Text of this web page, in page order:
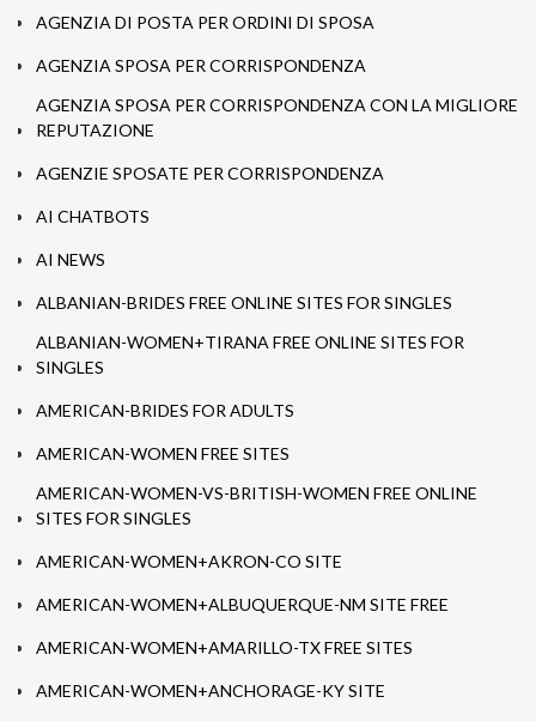
AGENZIA DI POSTA PER ORDINI DI SPOSA
AGENZIA SPOSA PER CORRISPONDENZA
AGENZIA SPOSA PER CORRISPONDENZA CON LA MIGLIORE
REPUTAZIONE
AGENZIE SPOSATE PER CORRISPONDENZA
AI CHATBOTS
AI NEWS
ALBANIAN-BRIDES FREE ONLINE SITES FOR SINGLES
ALBANIAN-WOMEN+TIRANA FREE ONLINE SITES FOR
SINGLES
AMERICAN-BRIDES FOR ADULTS
AMERICAN-WOMEN FREE SITES
AMERICAN-WOMEN-VS-BRITISH-WOMEN FREE ONLINE
SITES FOR SINGLES
AMERICAN-WOMEN+AKRON-CO SITE
AMERICAN-WOMEN+ALBUQUERQUE-NM SITE FREE
AMERICAN-WOMEN+AMARILLO-TX FREE SITES
AMERICAN-WOMEN+ANCHORAGE-KY SITE